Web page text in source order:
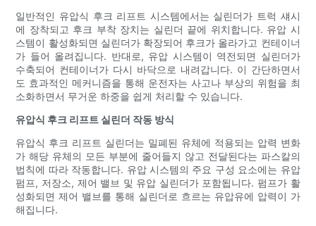
일반적인 유압식 후크 리프트 시스템에서는 실린더가 트럭 섀시
에 장착되고 후크 부착 장치는 실린더 끝에 위치합니다. 유압 시
스템이 활성화되면 실린더가 확장되어 후크가 올라가고 컨테이너
가 들어 올려집니다. 반대로, 유압 시스템이 역전되면 실린더가
수축되어 컨테이너가 다시 바닥으로 내려갑니다. 이 간단하면서
도 효과적인 메커니즘을 통해 운전자는 사고나 부상의 위험을 최
소화하면서 무거운 하중을 쉽게 처리할 수 있습니다.
유압식 후크 리프트 실린더 작동 방식
유압식 후크 리프트 실린더는 밀폐된 유체에 적용되는 압력 변화
가 해당 유체의 모든 부분에 줄어들지 않고 전달된다는 파스칼의
법칙에 따라 작동합니다. 유압 시스템의 주요 구성 요소에는 유압
펌프, 저장소, 제어 밸브 및 유압 실린더가 포함됩니다. 펌프가 활
성화되면 제어 밸브를 통해 실린더로 흐르는 유압유에 압력이 가
해집니다.